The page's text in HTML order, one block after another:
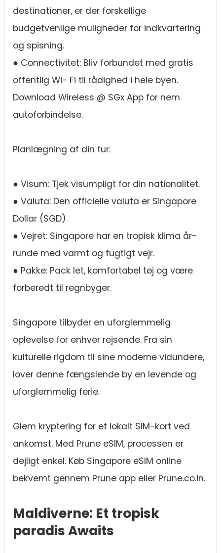
destinationer, er der forskellige
budgetvenlige muligheder for indkvartering
og spisning.
● Connectivitet: Bliv forbundet med gratis
offentlig Wi- Fi til rådighed i hele byen.
Download Wireless @ SGx App for nem
autoforbindelse.
Planlægning af din tur:
● Visum: Tjek visumpligt for din nationalitet.
● Valuta: Den officielle valuta er Singapore
Dollar (SGD).
● Vejret: Singapore har en tropisk klima år-
runde med varmt og fugtigt vejr.
● Pakke: Pack let, komfortabel tøj og være
forberedt til regnbyger.
Singapore tilbyder en uforglemmelig
oplevelse for enhver rejsende. Fra sin
kulturelle rigdom til sine moderne vidundere,
lover denne fængslende by en levende og
uforglemmelig ferie.
Glem kryptering for et lokalt SIM-kort ved
ankomst. Med Prune eSIM, processen er
dejligt enkel. Køb Singapore eSIM online
bekvemt gennem Prune app eller Prune.co.in.
Maldiverne: Et tropisk
paradis Awaits